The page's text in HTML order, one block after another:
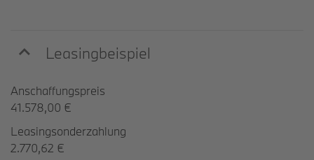
Leasingbeispiel
Anschaffungspreis
41.578,00 €
Leasingsonderzahlung
2.770,62 €